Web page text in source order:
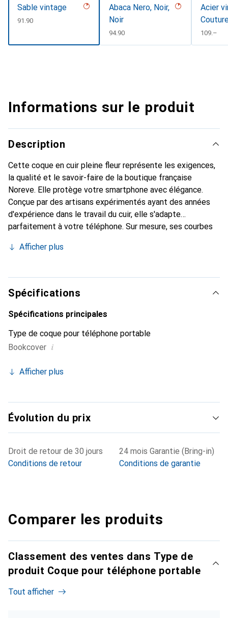
Sable vintage
CHF
91.90
Abaca Nero, Noir,
Noir
CHF
94.90
Acier
CHF
109.–
Informations sur le produit
Description
Cette coque en cuir pleine fleur représente les exigences,
la qualité et le savoir-faire de la boutique française
Noreve. Elle protège votre smartphone avec élégance.
Conçue par des artisans expérimentés ayant des années
d'expérience dans le travail du cuir, elle s'adapte
parfaitement à votre téléphone. Sur mesure, ses courbes
devient l'accessoire chic et indispensable pour votre
produits de haute qualité, la marque Noreve est un choix
fiable pour une clientèle exigeante.
Afficher plus
Spécifications
Spécifications principales
Type de coque pour téléphone portable
Bookcover i
Afficher plus
Évolution du prix
Droit de retour de 30 jours
Conditions de retour
24 mois Garantie (Bring-in)
Conditions de garantie
Comparer les produits
Classement des ventes dans Type de
produit Coque pour téléphone portable
Tout afficher